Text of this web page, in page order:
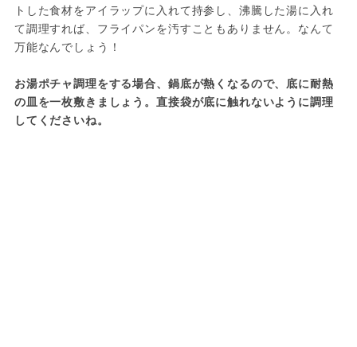
トした食材をアイラップに入れて持参し、沸騰した湯に入れ
て調理すれば、フライパンを汚すこともありません。なんて
万能なんでしょう！
お湯ポチャ調理をする場合、鍋底が熱くなるので、底に耐熱
の皿を一枚敷きましょう。直接袋が底に触れないように調理
してくださいね。